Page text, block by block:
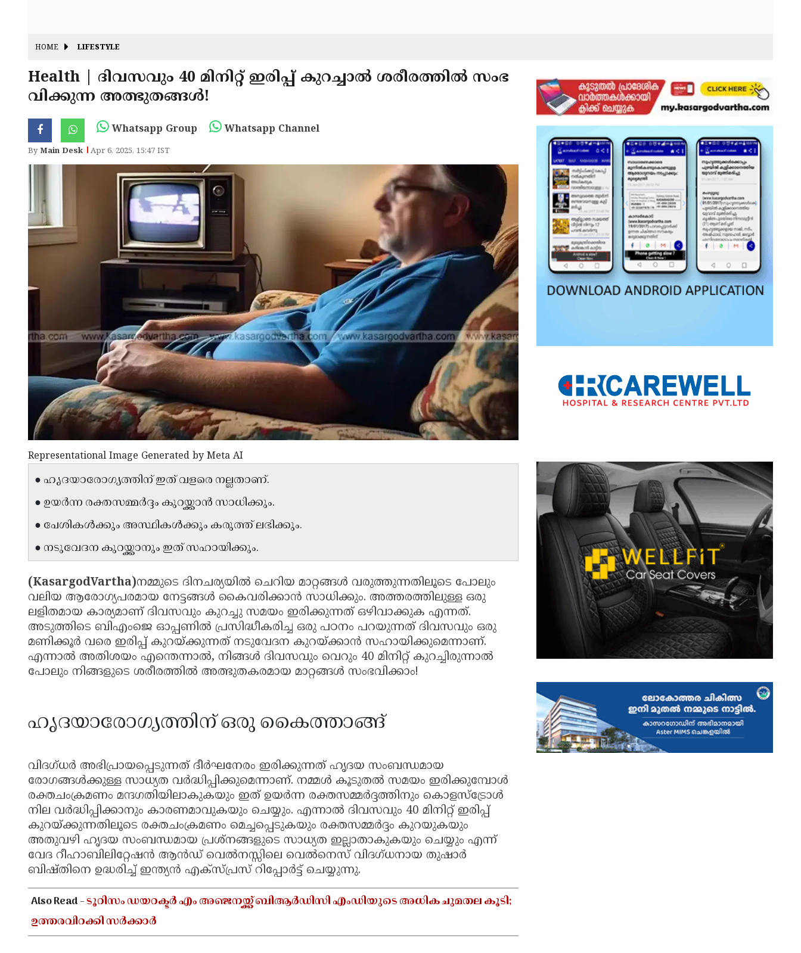
HOME LIFESTYLE
Health | ദിവസവും 40 മിനിറ്റ് ഇരിപ്പ് കുറച്ചാൽ ശരീരത്തിൽ സംഭ
വിക്കുന്ന അത്ഭുതങ്ങൾ!
Whatsapp Group Whatsapp Channel
ByMain Desk Apr 6, 2025, 15:47 IST
Representational Image Generated by Meta AI
● ഹൃദയാരോഗ്യത്തിന് ഇത് വളരെ നല്ലതാണ്.
● ഉയർന്ന രക്തസമ്മർദ്ദം കുറയ്ക്കാൻ സാധിക്കും.
● പേശികൾക്കും അസ്ഥികൾക്കും കരുത്ത് ലഭിക്കും.
● നടുവേദന കുറയ്ക്കാനും ഇത് സഹായിക്കും.
(KasargodVartha)നമ്മുടെ ദിനചര്യയിൽ ചെറിയ മാറ്റങ്ങൾ വരുത്തുന്നതിലൂടെ പോലും
വലിയ ആരോഗ്യപരമായ നേട്ടങ്ങൾ കൈവരിക്കാൻ സാധിക്കും. അത്തരത്തിലുള്ള ഒരു
ലളിതമായ കാര്യമാണ് ദിവസവും കുറച്ചു സമയം ഇരിക്കുന്നത് ഒഴിവാക്കുക എന്നത്.
അടുത്തിടെ ബിഎംജെ ഓപ്പണിൽ പ്രസിദ്ധീകരിച്ച ഒരു പഠനം പറയുന്നത് ദിവസവും ഒരു
മണിക്കൂർ വരെ ഇരിപ്പ് കുറയ്ക്കുന്നത് നടുവേദന കുറയ്ക്കാൻ സഹായിക്കുമെന്നാണ്.
എന്നാൽ അതിശയം എന്തെന്നാൽ, നിങ്ങൾ ദിവസവും വെറും 40 മിനിറ്റ് കുറച്ചിരുന്നാൽ
പോലും നിങ്ങളുടെ ശരീരത്തിൽ അത്ഭുതകരമായ മാറ്റങ്ങൾ സംഭവിക്കാം!
ഹൃദയാരോഗ്യത്തിന് ഒരു കൈത്താങ്ങ്
വിദഗ്ധർ അഭിപ്രായപ്പെടുന്നത് ദീർഘനേരം ഇരിക്കുന്നത് ഹൃദയ സംബന്ധമായ
രോഗങ്ങൾക്കുള്ള സാധ്യത വർദ്ധിപ്പിക്കുമെന്നാണ്. നമ്മൾ കൂടുതൽ സമയം ഇരിക്കുമ്പോൾ
രക്തചംക്രമണം മന്ദഗതിയിലാകുകയും ഇത് ഉയർന്ന രക്തസമ്മർദ്ദത്തിനും കൊളസ്ട്രോൾ
നില വർദ്ധിപ്പിക്കാനും കാരണമാവുകയും ചെയ്യും. എന്നാൽ ദിവസവും 40 മിനിറ്റ് ഇരിപ്പ്
കുറയ്ക്കുന്നതിലൂടെ രക്തചംക്രമണം മെച്ചപ്പെടുകയും രക്തസമ്മർദ്ദം കുറയുകയും
അതുവഴി ഹൃദയ സംബന്ധമായ പ്രശ്നങ്ങളുടെ സാധ്യത ഇല്ലാതാകുകയും ചെയ്യും എന്ന്
വേദ റീഹാബിലിറ്റേഷൻ ആൻഡ് വെൽനസ്സിലെ വെൽനെസ് വിദഗ്ധനായ തുഷാർ
ബിഷ്തിനെ ഉദ്ധരിച്ച് ഇന്ത്യൻ എക്‌സ്പ്രസ് റിപ്പോർട്ട് ചെയ്യുന്നു.
Also Read -ടൂറിസം ഡയറക്ടർ എം അഞ്ജനയ്ക്ക് ബിആർഡിസി എംഡിയുടെ അധിക ചുമതല കൂടി;
ഉത്തരവിറക്കി സർക്കാർ